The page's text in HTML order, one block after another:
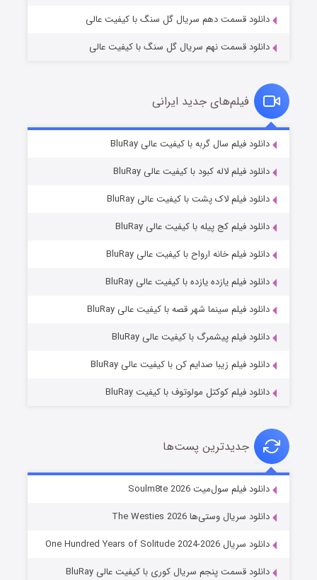
قسمت۷ (زیرنویس) منتشر شد
خاندان اژدها فصل ۳
دانلود قسمت دهم سریال گل سنگ با کیفیت عالی
دانلود قسمت نهم سریال گل سنگ با کیفیت عالی
فیلم‌های جدید ایرانی
دانلود فیلم سال گربه با کیفیت عالی BluRay
دانلود فیلم لاله کبود با کیفیت عالی BluRay
دانلود فیلم لاک پشت با کیفیت عالی BluRay
دانلود فیلم کج‌ پیله با کیفیت عالی BluRay
دانلود فیلم خانه ارواح با کیفیت عالی BluRay
دانلود فیلم یازده یازده با کیفیت عالی BluRay
دانلود فیلم سینما شهر قصه با کیفیت عالی BluRay
دانلود فیلم پیشمرگ با کیفیت عالی BluRay
دانلود فیلم زیبا صدایم کن با کیفیت عالی BluRay
دانلود فیلم کوکتل مولوتوف با کیفیت BluRay
جدیدترین پست‌ها
دانلود فیلم سول‌میت Soulm8te 2026
دانلود سریال وستی‌ها The Westies 2026
دانلود سریال One Hundred Years of Solitude 2024-2026
دانلود قسمت پنجم سریال کوری با کیفیت عالی BluRay